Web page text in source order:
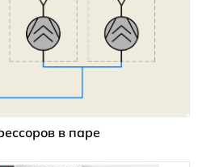
в паре